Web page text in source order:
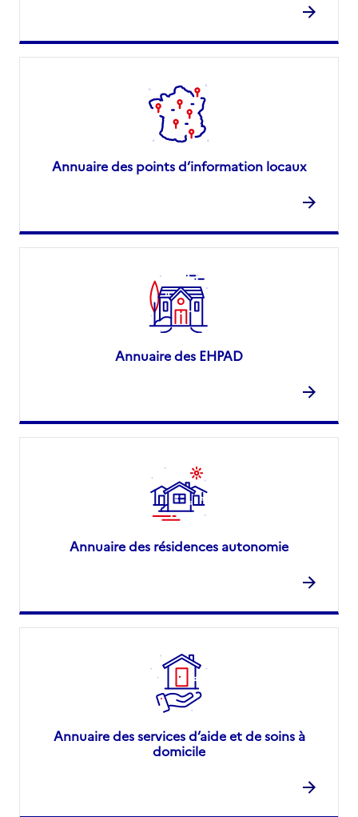
Annuaire des points d’information locaux
Annuaire des EHPAD
Annuaire des résidences autonomie
Annuaire des services d’aide et de soins à
domicile